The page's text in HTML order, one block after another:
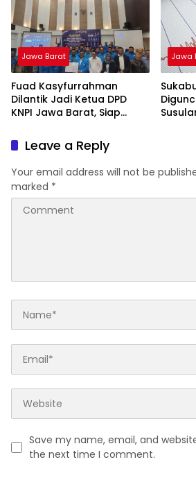
Jawa Barat
Fuad Kasyfurrahman
Dilantik Jadi Ketua DPD
KNPI Jawa Barat, Siap
Jabar Istimewa
Jawa
Leave a Reply
Your email address will not be
marked *
Save my name, email, and
the next time I comment.